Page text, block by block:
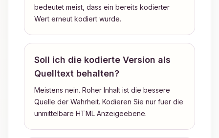
bedeutet meist, dass ein bereits kodierter
Wert erneut kodiert wurde.
Soll ich die kodierte Version als
Quelltext behalten?
Meistens nein. Roher Inhalt ist die bessere
Quelle der Wahrheit. Kodieren Sie nur fuer die
unmittelbare HTML Anzeigeebene.